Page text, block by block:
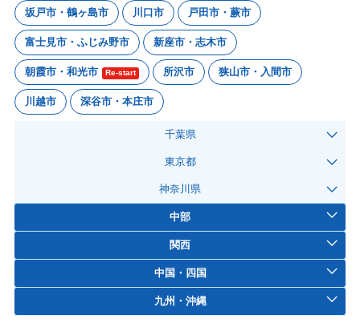
坂戸市・鶴ヶ島市 川口市 戸田市・蕨市
富士見市・ふじみ野市 新座市・志木市
朝霞市・和光市 Re-start 所沢市 狭山市・入間市
川越市 深谷市・本庄市
千葉県
東京都
神奈川県
中部
関西
中国・四国
九州・沖縄